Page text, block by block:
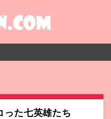
った七英雄たち